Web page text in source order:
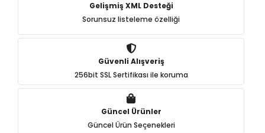
Gelişmiş XML Desteği
Sorunsuz listeleme özelliği
Güvenli Alışveriş
256bit SSL Sertifikası ile koruma
Güncel Ürünler
Güncel Ürün Seçenekleri